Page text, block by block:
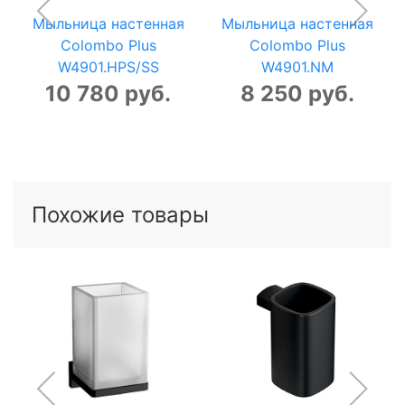
Мыльница настенная
Colombo Plus
W4901.HPS/SS
10 780 руб.
Мыльница настенная
Colombo Plus
W4901.NM
8 250 руб.
Похожие товары